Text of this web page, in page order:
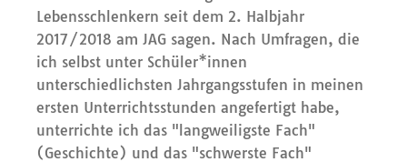
Lebensschlenkern seit dem 2. Halbjahr
2017/2018 am JAG sagen. Nach Umfragen, die
ich selbst unter Schüler*innen
unterschiedlichsten Jahrgangsstufen in meinen
ersten Unterrichtsstunden angefertigt habe,
unterrichte ich das "langweiligste Fach"
(Geschichte) und das "schwerste Fach"